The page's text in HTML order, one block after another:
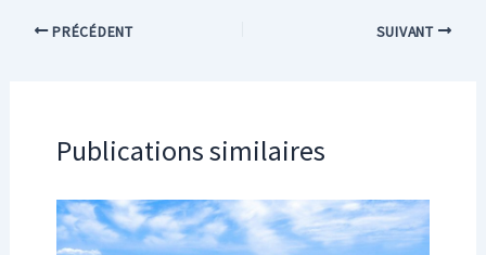
PRÉCÉDENT SUIVANT
Publications similaires